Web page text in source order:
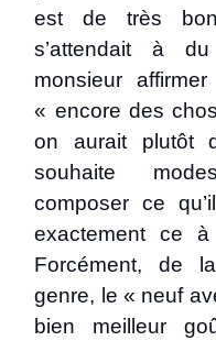
est de très
s’attendait à
monsieur
« encore des
on aurait plutôt
souhaite
composer ce
exactement ce
Forcément, de
genre, le « neuf
bien meilleur